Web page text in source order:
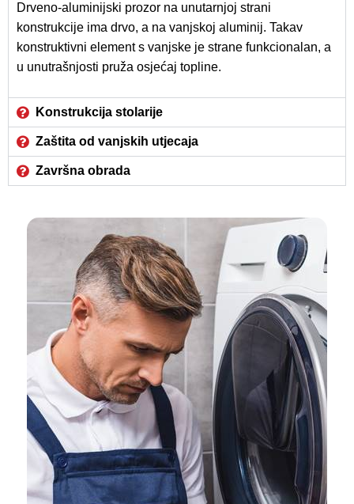
Drveno-aluminijski prozor na unutarnjoj strani
konstrukcije ima drvo, a na vanjskoj aluminij. Takav
konstruktivni element s vanjske je strane funkcionalan, a
u unutrašnjosti pruža osjećaj topline.
Konstrukcija stolarije
Zaštita od vanjskih utjecaja
Završna obrada